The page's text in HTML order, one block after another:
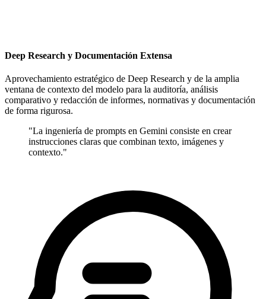
Deep Research y Documentación Extensa
Aprovechamiento estratégico de Deep Research y de la amplia
ventana de contexto del modelo para la auditoría, análisis
comparativo y redacción de informes, normativas y documentación
de forma rigurosa.
"La ingeniería de prompts en Gemini consiste en crear
instrucciones claras que combinan texto, imágenes y
contexto."